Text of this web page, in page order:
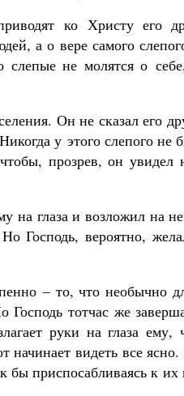
ко Христу его
а о вере самого
слепые не молятся о
Он не сказал его
у этого слепого
прозрев, он
на глаза и возложил на
Господь, вероятно,
– то, что необычно
тотчас же
руки на глаза ему,
начинает видеть все
приспосабливаясь к их
найти своё место в жизни
Кирилл Мурышев